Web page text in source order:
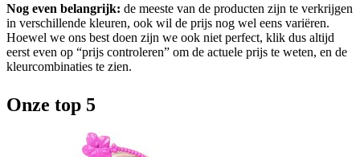
Nog even belangrijk: de meeste van de producten zijn te verkrijgen
in verschillende kleuren, ook wil de prijs nog wel eens variëren.
Hoewel we ons best doen zijn we ook niet perfect, klik dus altijd
eerst even op “prijs controleren” om de actuele prijs te weten, en de
kleurcombinaties te zien.
Onze top 5